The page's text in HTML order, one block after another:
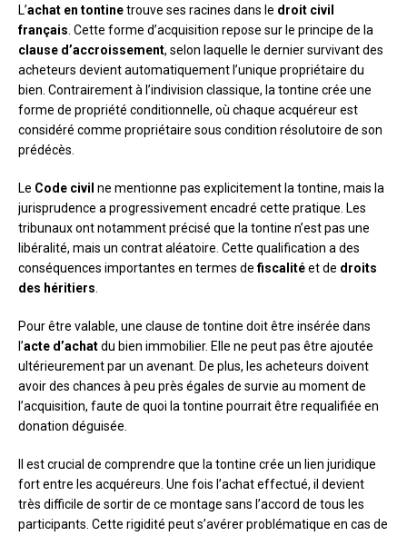
L’achat en tontinetrouve ses racines dans le droit civil
français . Cette forme d’acquisition repose sur le principe de la
clause d’accroissement, selon laquelle le dernier survivant des
acheteurs devient automatiquement l’unique propriétaire du
bien. Contrairement à l’indivision classique, la tontine crée une
forme de propriété conditionnelle, où chaque acquéreur est
considéré comme propriétaire sous condition résolutoire de son
prédécès.
Le Code civil ne mentionne pas explicitement la tontine, mais la
jurisprudence a progressivement encadré cette pratique. Les
tribunaux ont notamment précisé que la tontine n’est pas une
libéralité, mais un contrat aléatoire. Cette qualification a des
conséquences importantes en termes defiscalitéet de droits
des héritiers
Pour être valable, une clause de tontine doit être insérée dans
l’acte d’achatdu bien immobilier. Elle ne peut pas être ajoutée
ultérieurement par un avenant. De plus, les acheteurs doivent
avoir des chances à peu près égales de survie au moment de
l’acquisition, faute de quoi la tontine pourrait être requalifiée en
donation déguisée.
Il est crucial de comprendre que la tontine crée un lien juridique
fort entre les acquéreurs. Une fois l’achat effectué, il devient
très difficile de sortir de ce montage sans l’accord de tous les
participants. Cette rigidité peut s’avérer problématique en cas de